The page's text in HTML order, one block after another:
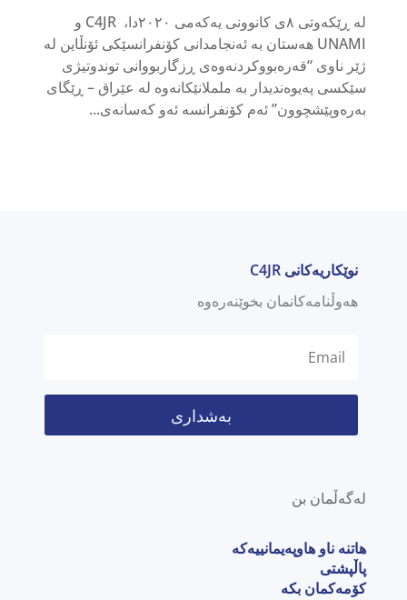
لە ڕێکەوتی ٨ی کانوونی یەکەمی ٢٠٢٠دا، C4JR و
UNAMI هەستان بە ئەنجامدانی کۆنفرانسێکی ئۆنڵاین لە
ژێر ناوی “قەرەبووکردنەوەی ڕزگاربووانی توندوتیژی
سێکسی پەیوەندیدار بە ململانێکانەوە لە عێراق – ڕێگای
بەرەوپێشچوون” ئەم کۆنفرانسە ئەو کەسانەی...
نوێکاریەکانی C4JR
هەوڵنامەکانمان بخوێنەرەوە
بەشداری
لەگەڵمان بن
هاتنە ناو هاوپەیمانییەکە
پاڵپشتی
کۆمەکمان بکە